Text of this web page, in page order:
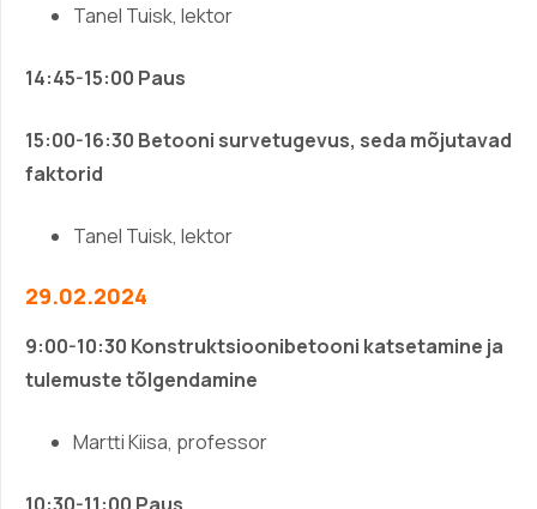
Tanel Tuisk, lektor
14:45-15:00 Paus
15:00-16:30 Betooni survetugevus, seda mõjutavad
faktorid
Tanel Tuisk, lektor
29.02.2024
9:00-10:30 Konstruktsioonibetooni katsetamine ja
tulemuste tõlgendamine
Martti Kiisa, professor